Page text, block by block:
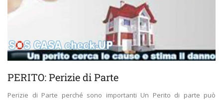
PERITO: Perizie di Parte
Perizie di Parte perché sono importanti Un Perito di parte può